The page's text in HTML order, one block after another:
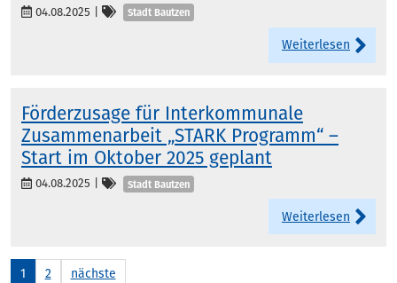
04.08.2025 Kategorien
Stadt Bautzen
Weiterlesen
Förderzusage für Interkommunale
Zusammenarbeit „STARK Programm“ –
Start im Oktober 2025 geplant
04.08.2025 Kategorien
Stadt Bautzen
Weiterlesen
1 2 nächste